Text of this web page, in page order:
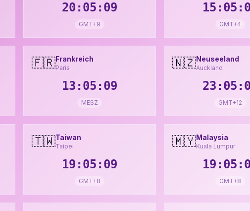
20:05:11
GMT+9 GMT+4
🇫🇷Frankreich
Paris
13:05:11
MESZ
🇳🇿Neuseeland
Auckland
GMT+12
🇹🇼Taiwan
Taipei
19:05:11
GMT+8
🇲🇾Malaysia
Kuala Lumpur
GMT+8